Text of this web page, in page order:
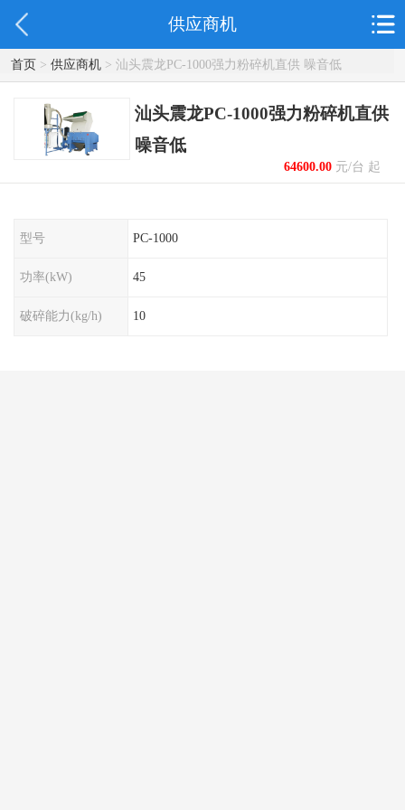
供应商机
首页> 供应商机> 汕头震龙PC-1000强力粉碎机直供 噪音低
汕头震龙PC-1000强力粉碎机直供
噪音低
64600.00元/台 起
型号 PC-1000
功率(kW) 45
破碎能力(kg/h) 10